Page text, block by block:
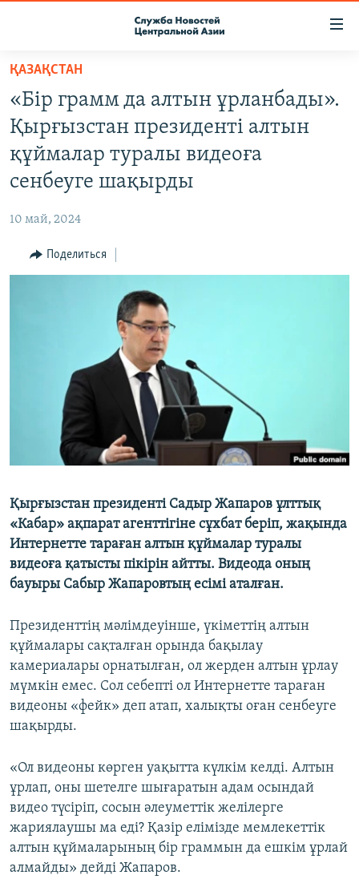
Вернуться
основному
содержанию
Вернутся
главной
Вернутся
поиску
ПОДПИСКА
КОНТАКТЫ
RFE/RL ДИРЕКТ
МИГРАНТ МЕДИА
ҚАЗАҚСТАН
«Бір грамм да алтын ұрланбады».
Қырғызстан президенті алтын
құймалар туралы видеоға
сенбеуге шақырды
10 май, 2024
Поделиться
Қырғызстан президенті Садыр Жапаров ұлттық
«Кабар» ақпарат агенттігіне сұхбат беріп, жақында
Интернетте тараған алтын құймалар туралы
видеоға қатысты пікірін айтты. Видеода оның
бауыры Сабыр Жапаровтың есімі аталған.
Президенттің мәлімдеуінше, үкіметтің алтын
құймалары сақталған орында бақылау
камериалары орнатылған, ол жерден алтын ұрлау
мүмкін емес. Сол себепті ол Интернетте тараған
видеоны «фейк» деп атап, халықты оған сенбеуге
шақырды.
«Ол видеоны көрген уақытта күлкім келді. Алтын
ұрлап, оны шетелге шығаратын адам осындай
видео түсіріп, сосын әлеуметтік желілерге
жариялаушы ма еді? Қазір елімізде мемлекеттік
алтын құймаларының бір граммын да ешкім ұрлай
алмайды» дейді Жапаров.